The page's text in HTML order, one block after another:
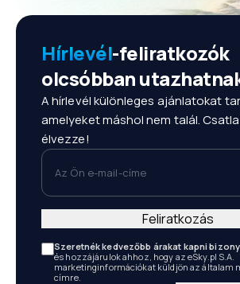
Hírlevél-feliratkozók
olcsóbban
A hírlevél különleges ajánlatokat
amelyeket máshol nem talál.
élvezze!
Az Ön e-mail-címe
Szeretnék kedvezőbb árakat kapni
és hozzájárulok ahhoz, hogy az eSky.pl S.A.
marketinginformációkat küldjön az általam
címre.
Feliratkozás